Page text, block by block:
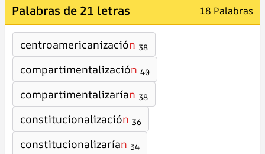
Palabras de 21 letras 18 Palabras
centroamericanización 38
compartimentalización 40
compartimentalizarían 38
constitucionalización 36
constitucionalizarían 34